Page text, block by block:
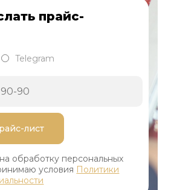
прайс-
Telegram
обработку персональных
условия Политики